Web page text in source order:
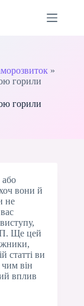
»
горили
горили
або
вони й
не
Ще цей
статті ви
він
вплив